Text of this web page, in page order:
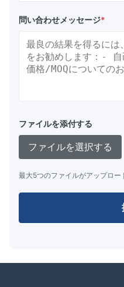
問い合わせメッセージ*
ファイルを添付する
ファイルを選択する
最大5つのファイルがアップロー